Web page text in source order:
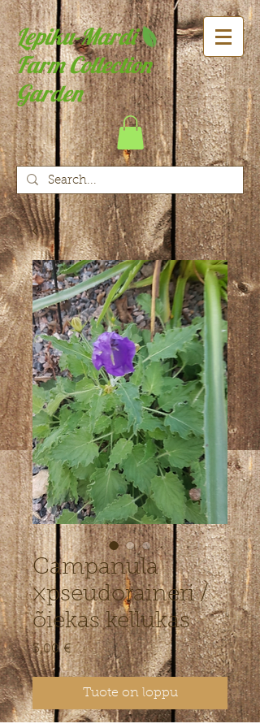
Lepiku-Mardi
Farm Collection
Garden
Campanula
×pseudoraineri /
õiekas kellukas
3,00 €Hinta
Tuote on loppu